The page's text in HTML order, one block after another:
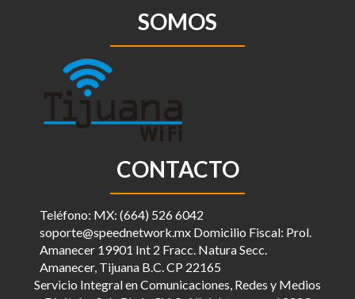
SOMOS
CONTACTO
Teléfono: MX: (664) 526 6042
soporte@speednetwork.mx Domicilio Fiscal: Prol.
Amanecer 19901 Int 2 Fracc. Natura Secc.
Amanecer, Tijuana B.C. CP 22165
Servicio Integral en Comunicaciones, Redes y Medios